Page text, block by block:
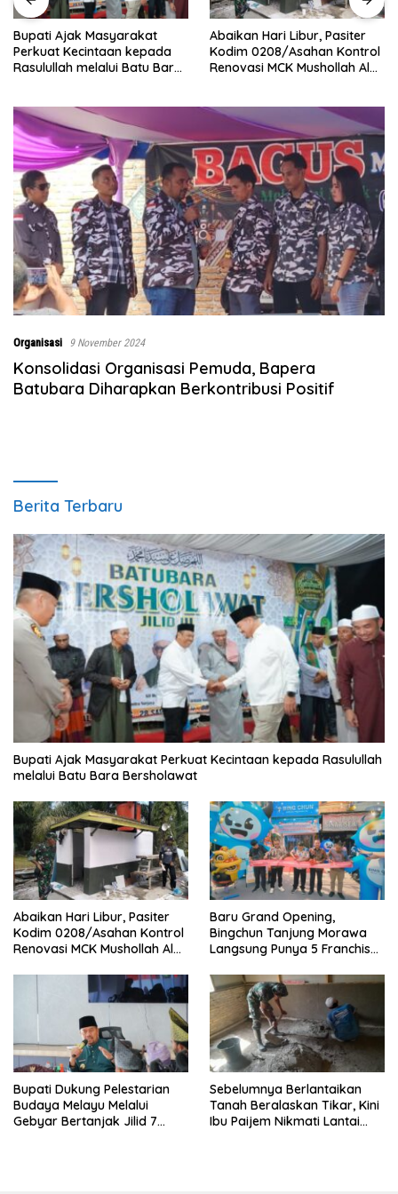
Ajak Masyarakat
Kecintaan kepada
melalui Batu Bara
Abaikan Hari Libur, Pasiter
Kodim 0208/Asahan Kontrol
Renovasi MCK Mushollah Al
‎Baru
Organisasi 9 November 2024
Konsolidasi Organisasi Pemuda, Bapera
Batubara Diharapkan Berkontribusi Positif
Berita Terbaru
Bupati Ajak Masyarakat Perkuat Kecintaan kepada Rasulullah
melalui Batu Bara Bersholawat
Abaikan Hari Libur, Pasiter
Kodim 0208/Asahan Kontrol
Renovasi MCK Mushollah Al
‎Baru Grand Opening,
Bingchun Tanjung Morawa
Langsung Punya 5 Franchise
Bupati Dukung Pelestarian
Budaya Melayu Melalui
Gebyar Bertanjak Jilid 7
Sebelumnya Berlantaikan
Tanah Beralaskan Tikar, Kini
Ibu Paijem Nikmati Lantai